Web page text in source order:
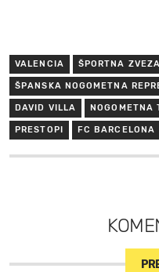
VALENCIA ŠPORTNA ZVEZA
ŠPANSKA NOGOMETNA
DAVID VILLA NOGOMETNA
PRESTOPI FC BARCELONA